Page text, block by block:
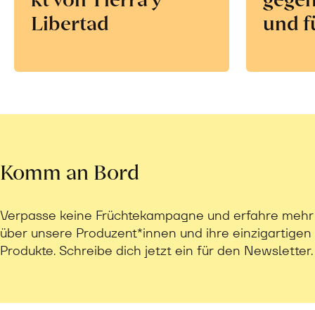
Libertad
und
Komm an Bord
Verpasse keine Früchtekampagne und erfahre mehr
über unsere Produzent*innen und ihre einzigartigen
Produkte. Schreibe dich jetzt ein für den Newsletter.